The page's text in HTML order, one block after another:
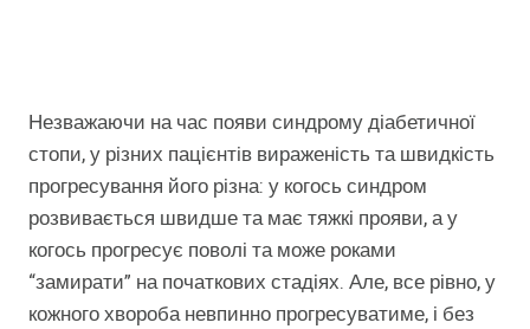
Незважаючи на час появи синдрому діабетичної
стопи, у різних пацієнтів вираженість та швидкість
прогресування його різна: у когось синдром
розвивається швидше та має тяжкі прояви, а у
когось прогресує поволі та може роками
“замирати” на початкових стадіях. Але, все рівно, у
кожного хвороба невпинно прогресуватиме, і без